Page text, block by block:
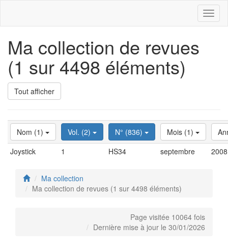
Ma collection de revues
(1 sur 4498 éléments)
Tout afficher
Nom (1) Vol. (2) N° (836) Mois (1)
Joystick
1 HS34 septembre 2008
Ma collection
Ma collection de revues (1 sur 4498 éléments)
Page visitée 10064 fois
Dernière mise à jour le 30/01/2026